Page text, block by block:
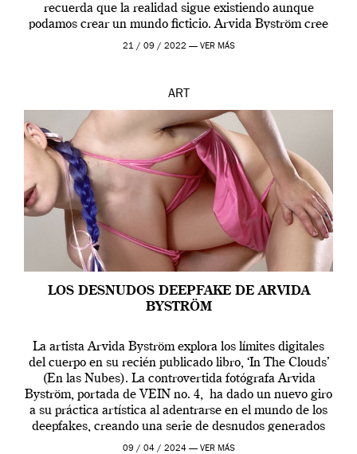
recuerda que la realidad sigue existiendo aunque
podamos crear un mundo ficticio. Arvida Byström cree
que los humanos tienen un complejo […]
21 / 09 / 2022 — VER MÁS
ART
LOS DESNUDOS DEEPFAKE DE ARVIDA
BYSTRÖM
La artista Arvida Byström explora los límites digitales
del cuerpo en su recién publicado libro, ‘In The Clouds’
(En las Nubes). La controvertida fotógrafa Arvida
Byström, portada de VEIN no. 4, ha dado un nuevo giro
a su práctica artística al adentrarse en el mundo de los
deepfakes, creando una serie de desnudos generados
por […]
09 / 04 / 2024 — VER MÁS